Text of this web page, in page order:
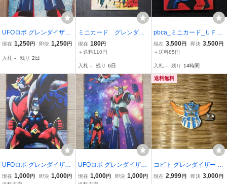
UFOロボ グレンダイザ
ー メタルサイン ブリ
現在 1,250円 即決 1,250円
入札 - 残り 2日
ミニカード グレンダイ
ザー 18番 駄菓子屋 昭
和 レトロ 放送当時物 S
現在 180円
＋送料110円
入札 - 残り 6日
pbca_ミニカード_ＵＦＯ
ロボ グレンダイザー_No.
010_ラッキーカード_未
現在 3,500円 即決 3,500円
＋送料85円
入札 - 残り 14時間
UFOロボ グレンダイザ
ー メタルサイン ブリ
現在 1,000円 即決 1,000円
UFOロボ グレンダイザ
ー メタルサイン ブリ
現在 1,000円 即決 1,000円
送料無料
コビト グレンダイザー バ
ッジ 1970年代放送当時物
現在 2,999円 即決 3,000円